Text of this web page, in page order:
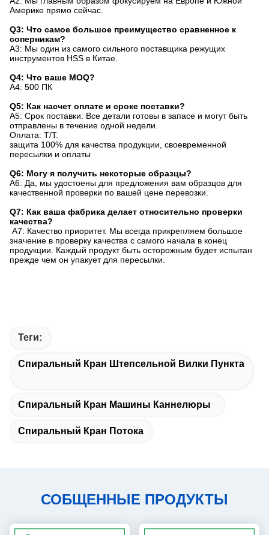
Америке прямо сейчас.
Q3: Что самое большое преимущество сравненное к
соперникам?
A3: Мы один из самого сильного поставщика режущих
инструментов HSS в Китае.
Q4: Что ваше MOQ?
A4: 500 ПК
Q5: Как насчет оплате и сроке поставки?
A5: Срок поставки: Все детали готовы в запасе и могут быть
отправлены в течение одной недели.
Оплата: T/T.
защита 100% для качества продукции, своевременной
пересылки и оплаты
Q6: Могу я получить некоторые образцы?
A6: Да, мы удостоены для предложения вам образцов для
качественной проверки по вашей цене перевозки.
Q7: Как ваша фабрика делает относительно проверки
качества?
A7: Качество приоритет. Мы всегда прикрепляем большое
значение в проверку качества с самого начала в конец
продукции. Каждый продукт быть осторожным будет испытан
прежде чем он упакует для пересылки.
Теги:
Спиральный Кран Штепсельной Вилки Пункта
Спиральный Кран Машины Каннелюры
Спиральный Кран Потока
СОБЩЕННЫЕ ПРОДУКТЫ